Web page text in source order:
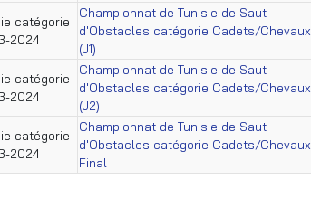
catégorie
2024
Championnat de Tunisie de Saut
d'Obstacles catégorie Cadets/Chevaux
(J1)
catégorie
2024
Championnat de Tunisie de Saut
d'Obstacles catégorie Cadets/Chevaux
(J2)
catégorie
2024
Championnat de Tunisie de Saut
d'Obstacles catégorie Cadets/Chevaux
Final